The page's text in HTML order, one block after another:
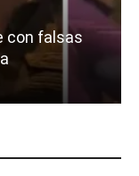
con falsas